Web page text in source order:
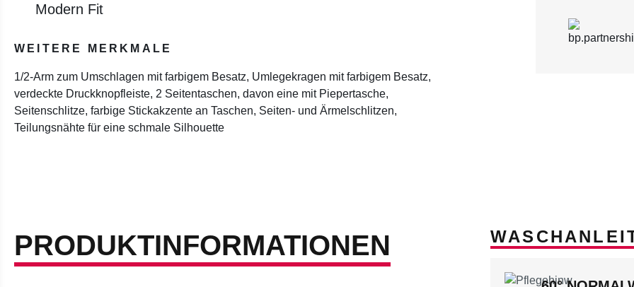
Modern Fit
WEITERE MERKMALE
1/2-Arm zum Umschlagen mit farbigem Besatz, Umlegekragen mit farbigem Besatz,
verdeckte Druckknopfleiste, 2 Seitentaschen, davon eine mit Piepertasche,
Seitenschlitze, farbige Stickakzente an Taschen, Seiten- und Ärmelschlitzen,
Teilungsnähte für eine schmale Silhouette
PRODUKTINFORMATIONEN